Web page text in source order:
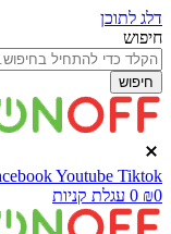
דלג לתוכן
חיפוש
חיפוש
Youtube Tiktok
₪0
0 עגלת קניות